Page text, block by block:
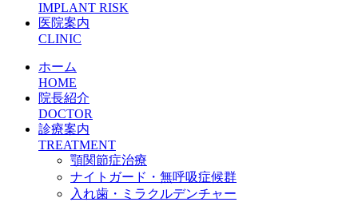
IMPLANT RISK
医院案内
CLINIC
ホーム
HOME
院長紹介
DOCTOR
診療案内
TREATMENT
顎関節症治療
ナイトガード・無呼吸症候群
入れ歯・ミラクルデンチャー